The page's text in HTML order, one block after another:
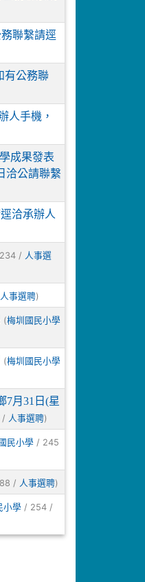
聯繫請逕
有公務聯
人手機，
成果發表
洽公請聯繫
洽承辦人
/ 人事選
人事選聘)
(梅圳國民小學
(梅圳國民小學
7月31日(星
/ 人事選聘)
民小學 / 245
/ 人事選聘)
小學 / 254 /